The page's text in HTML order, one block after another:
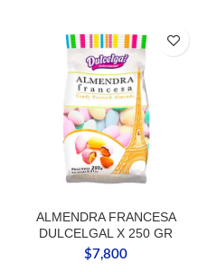
ALMENDRA FRANCESA
DULCELGAL X 250 GR
$7,800